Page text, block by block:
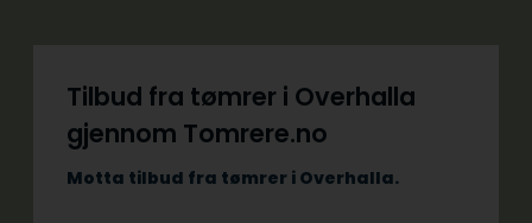
Tilbud fra tømrer i Overhalla
gjennom Tomrere.no
Motta tilbud fra tømrer i Overhalla.